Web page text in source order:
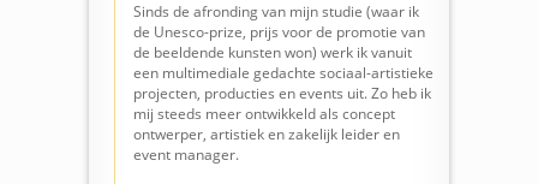
Sinds de afronding van mijn studie (waar ik
de Unesco-prize, prijs voor de promotie van
de beeldende kunsten won) werk ik vanuit
een multimediale gedachte sociaal-artistieke
projecten, producties en events uit. Zo heb ik
mij steeds meer ontwikkeld als concept
ontwerper, artistiek en zakelijk leider en
event manager.